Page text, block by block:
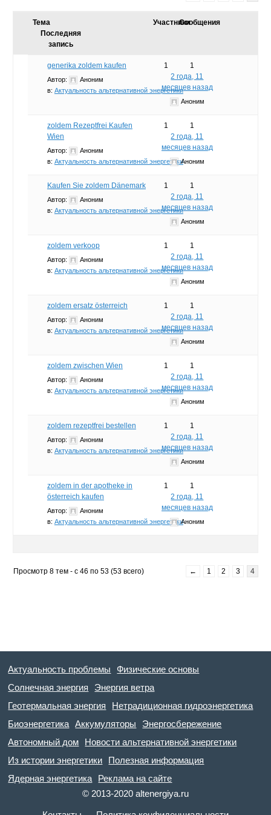
Тема УчастникиСообщения
Последняя
запись
generika zoldem kaufen
Автор:
Аноним
в: Актуальность альтернативной энергетики
1
1
2 года, 11
месяцев назад
Аноним
zoldem Rezeptfrei Kaufen
Wien
Автор:
Аноним
в: Актуальность альтернативной энергетики
1
1
2 года, 11
месяцев назад
Аноним
Kaufen Sie zoldem Dänemark
Автор:
Аноним
в: Актуальность альтернативной энергетики
1
1
2 года, 11
месяцев назад
Аноним
zoldem verkoop
Автор:
Аноним
в: Актуальность альтернативной энергетики
1
1
2 года, 11
месяцев назад
Аноним
zoldem ersatz österreich
Автор:
Аноним
в: Актуальность альтернативной энергетики
1
1
2 года, 11
месяцев назад
Аноним
zoldem zwischen Wien
Автор:
Аноним
в: Актуальность альтернативной энергетики
1
1
2 года, 11
месяцев назад
Аноним
zoldem rezeptfrei bestellen
Автор:
Аноним
в: Актуальность альтернативной энергетики
1
1
2 года, 11
месяцев назад
Аноним
zoldem in der apotheke in
österreich kaufen
Автор:
Аноним
в: Актуальность альтернативной энергетики
1
1
2 года, 11
месяцев назад
Аноним
Просмотр 8 тем - с 46 по 53 (53 всего) ← 1 2 3 4
Актуальность проблемы
Физические основы
Солнечная энергия
Энергия ветра
Геотермальная энергия
Нетрадиционная гидроэнергетика
Биоэнергетика
Аккумуляторы
Энергосбережение
Автономный дом
Новости альтернативной энергетики
Из истории энергетики
Полезная информация
Ядерная энергетика
Реклама на сайте
© 2013-2020 altenergiya.ru